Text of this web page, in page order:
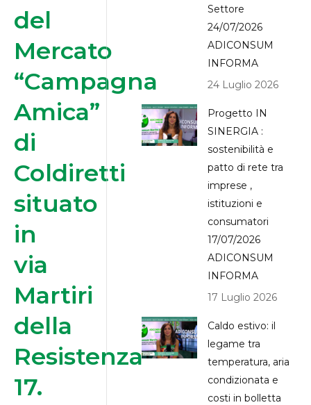
del
Mercato
“Campagna
Amica”
di
Coldiretti
situato
in
via
Martiri
della
Resistenza
17.
Settore
24/07/2026
ADICONSUM
INFORMA
24 Luglio 2026
Progetto IN
SINERGIA :
sostenibilità e
patto di rete tra
imprese ,
istituzioni e
consumatori
17/07/2026
ADICONSUM
INFORMA
17 Luglio 2026
Caldo estivo: il
legame tra
temperatura, aria
condizionata e
costi in bolletta